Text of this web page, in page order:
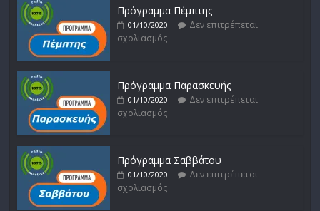
Πρόγραμμα Πέμπτης
01/10/2020
Δεν επιτρέπεται
σχολιασμός
Πρόγραμμα Παρασκευής
01/10/2020
Δεν επιτρέπεται
σχολιασμός
Πρόγραμμα Σαββάτου
01/10/2020
Δεν επιτρέπεται
σχολιασμός